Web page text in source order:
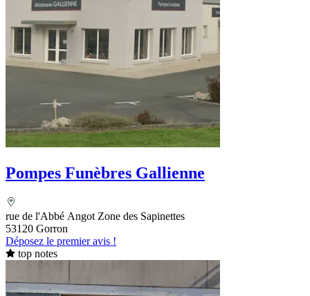
Pompes Funèbres Gallienne
rue de l'Abbé Angot Zone des Sapinettes
53120 Gorron
Déposez le premier avis !
top notes